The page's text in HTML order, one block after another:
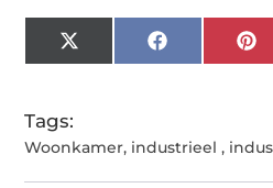
X
(Twitter)
Facebook
Tags:
Woonkamer, industrieel ,